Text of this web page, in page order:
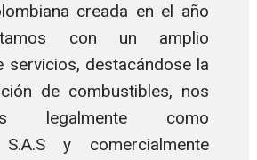
creada en el año
con un amplio
servicios, destacándose la
de combustibles, nos
legalmente como
S.A.S y comercialmente